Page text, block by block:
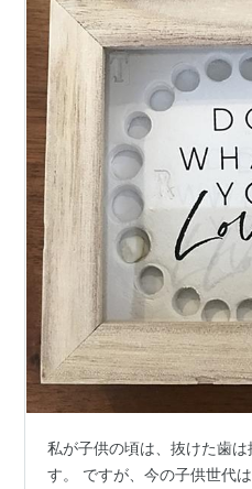
私が子供の頃は、抜けた歯
す。 ですが、今の子供世代